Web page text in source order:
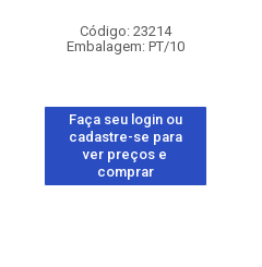
Código: 23214
Embalagem: PT/10
Faça seu login ou
cadastre-se para
ver preços e
comprar